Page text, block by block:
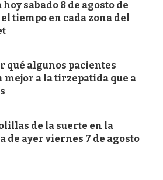
sabado 8 de agosto de
tiempo en cada zona del
qué algunos pacientes
mejor a la tirzepatida que a
de la suerte en la
de ayer viernes 7 de agosto